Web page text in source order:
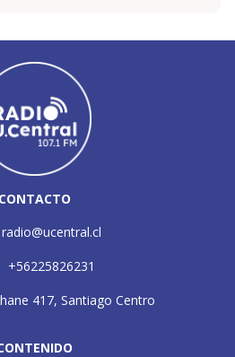
CONTACTO
radio@ucentral.cl
+56225826231
417, Santiago Centro